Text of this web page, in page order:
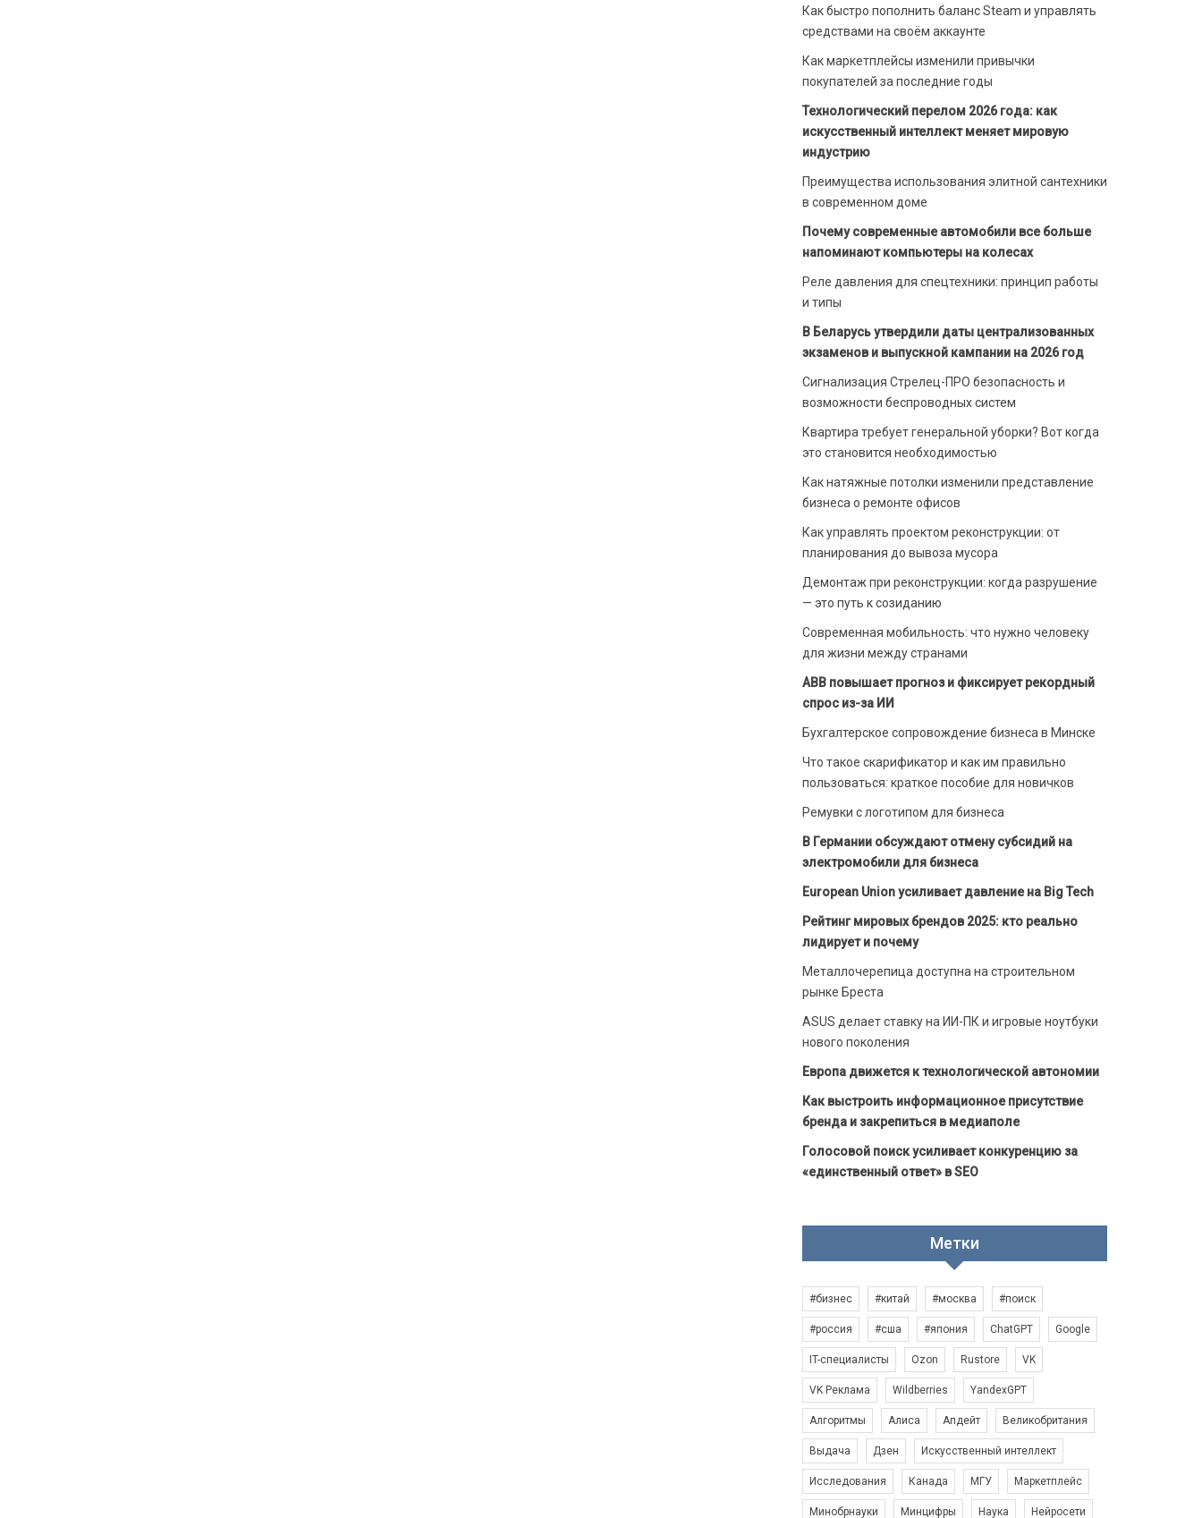
Как быстро пополнить баланс Steam и управлять
средствами на своём аккаунте
Как маркетплейсы изменили привычки
покупателей за последние годы
Технологический перелом 2026 года: как
искусственный интеллект меняет мировую
индустрию
Преимущества использования элитной сантехники
в современном доме
Почему современные автомобили все больше
напоминают компьютеры на колесах
Реле давления для спецтехники: принцип работы
и типы
В Беларусь утвердили даты централизованных
экзаменов и выпускной кампании на 2026 год
Сигнализация Стрелец-ПРО безопасность и
возможности беспроводных систем
Квартира требует генеральной уборки? Вот когда
это становится необходимостью
Как натяжные потолки изменили представление
бизнеса о ремонте офисов
Как управлять проектом реконструкции: от
планирования до вывоза мусора
Демонтаж при реконструкции: когда разрушение
— это путь к созиданию
Современная мобильность: что нужно человеку
для жизни между странами
ABB повышает прогноз и фиксирует рекордный
спрос из-за ИИ
Бухгалтерское сопровождение бизнеса в Минске
Что такое скарификатор и как им правильно
пользоваться: краткое пособие для новичков
Ремувки с логотипом для бизнеса
В Германии обсуждают отмену субсидий на
электромобили для бизнеса
European Union усиливает давление на Big Tech
Рейтинг мировых брендов 2025: кто реально
лидирует и почему
Металлочерепица доступна на строительном
рынке Бреста
ASUS делает ставку на ИИ-ПК и игровые ноутбуки
нового поколения
Европа движется к технологической автономии
Как выстроить информационное присутствие
бренда и закрепиться в медиаполе
Голосовой поиск усиливает конкуренцию за
«единственный ответ» в SEO
Метки
#бизнес #китай #москва #поиск
#россия #сша #япония ChatGPT Google
IT-специалисты Ozon Rustore VK
VK Реклама Wildberries YandexGPT
Алгоритмы Алиса Апдейт Великобритания
Выдача Дзен Искусственный интеллект
Исследования Канада МГУ Маркетплейс
Минобрнауки Минцифры Наука Нейросети